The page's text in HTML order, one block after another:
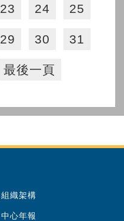
23 24 25
29 30 31
最後一頁
組織架構
中心年報